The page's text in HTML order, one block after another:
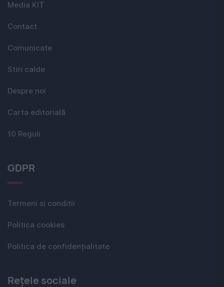
Media KIT
Contact
Comunicate
Stiri calde
Despre noi
Carta editorială
10 Reguli
GDPR
Termeni si conditii
Politica cookies
Politica de confidențialitate
Rețele sociale